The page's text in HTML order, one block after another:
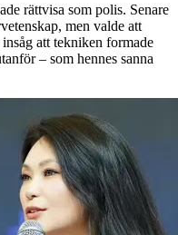
rättvisa som polis. Senare
men valde att
att tekniken formade
– som hennes sanna